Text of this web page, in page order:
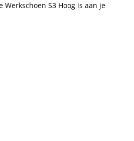
Werkschoen S3 Hoog is aan je